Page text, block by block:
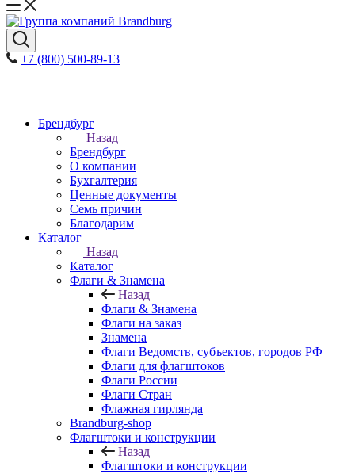
+7 (800) 500-89-13
Брендбург
Назад
Брендбург
О компании
Бухгалтерия
Ценные документы
Семь причин
Благодарим
Каталог
Назад
Каталог
Флаги & Знамена
Назад
Флаги & Знамена
Флаги на заказ
Знамена
Флаги Ведомств, субъектов, городов РФ
Флаги для флагштоков
Флаги России
Флаги Стран
Флажная гирлянда
Brandburg-shop
Флагштоки и конструкции
Назад
Флагштоки и конструкции